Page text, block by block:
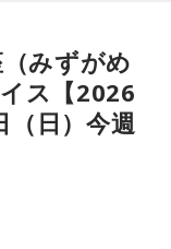
けて。カチンと
ときの感情任せの
。
性の高い鑑定は
みずがめ
ス【2026
（日）今週